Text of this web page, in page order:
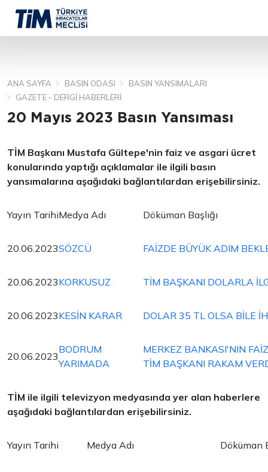
ANA SAYFA BASIN ODASI
BASIN YANSIMALARI
GAZETE - DERGI HABERLERI
20 Mayıs 2023 Basın Yansıması
TİM Başkanı Mustafa Gültepe'nin faiz ve asgari ücret
konularında yaptığı açıklamalar ile ilgili basın
yansımalarına aşağıdaki bağlantılardan erişebilirsiniz.
Yayın TarihiMedya Adı Döküman Başlığı
20.06.2023SÖZCÜ FAİZDE BÜYÜK ADIM
20.06.2023KORKUSUZ TİM BAŞKANI DOLARLA
20.06.2023KESİN KARAR DOLAR 35 TL OLSA BİLE
20.06.2023
BODRUM
YARIMADA
MERKEZ BANKASI'NIN
TİM BAŞKANI RAKAM
TİM ile ilgili televizyon medyasında yer alan haberlere
aşağıdaki bağlantılardan erişebilirsiniz.
Yayın Tarihi Medya Adı Döküman